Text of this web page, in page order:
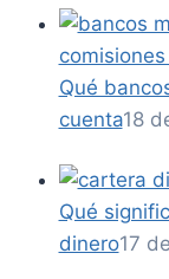
Qué
cuenta18
Qué
dinero17